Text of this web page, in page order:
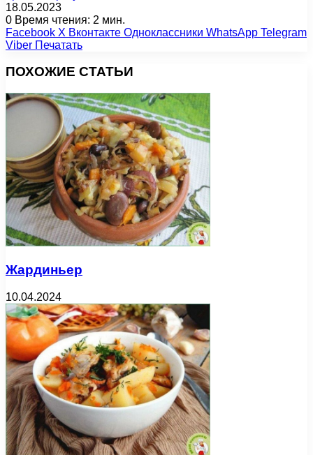
18.05.2023
0 Время чтения: 2 мин.
Facebook X Вконтакте Одноклассники WhatsApp Telegram
Viber Печатать
ПОХОЖИЕ СТАТЬИ
Жардиньер
10.04.2024